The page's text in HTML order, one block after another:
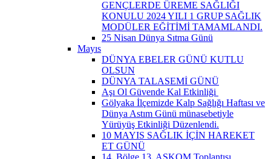
GENÇLERDE ÜREME SAĞLIĞI
KONULU 2024 YILI 1 GRUP SAĞLIK
MODÜLER EĞİTİMİ TAMAMLANDI.
25 Nisan Dünya Sıtma Günü
Mayıs
DÜNYA EBELER GÜNÜ KUTLU
OLSUN
DÜNYA TALASEMİ GÜNÜ
Aşı Ol Güvende Kal Etkinliği ​
Gölyaka İlçemizde Kalp Sağlığı Haftası ve
Dünya Astım Günü münasebetiyle
Yürüyüş Etkinliği Düzenlendi.
10 MAYIS SAĞLIK İÇİN HAREKET
ET GÜNÜ
14. Bölge 13. ASKOM Toplantısı